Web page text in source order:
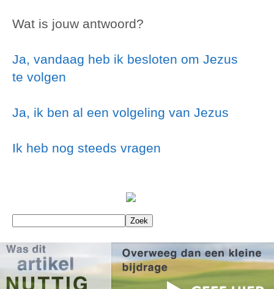
Wat is jouw antwoord?
Ja, vandaag heb ik besloten om Jezus
te volgen
Ja, ik ben al een volgeling van Jezus
Ik heb nog steeds vragen